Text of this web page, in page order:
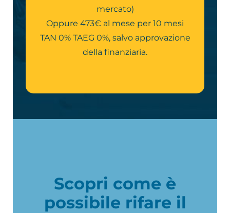
mercato)
Oppure 473€ al mese per 10 mesi
TAN 0% TAEG 0%, salvo approvazione
della finanziaria.
Scopri come è
possibile rifare il